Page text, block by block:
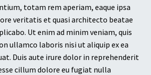
totam rem aperiam, eaque ipsa
veritatis et quasi architecto beatae
Ut enim ad minim veniam, quis
ullamco laboris nisi ut aliquip ex ea
Duis aute irure dolor in reprehenderit
cillum dolore eu fugiat nulla